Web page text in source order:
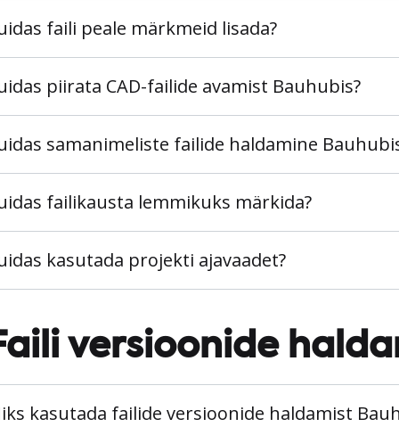
faili peale märkmeid lisada?
piirata CAD-failide avamist Bauhubis?
samanimeliste failide haldamine
failikausta lemmikuks märkida?
kasutada projekti ajavaadet?
versioonide
kasutada failide versioonide haldamist